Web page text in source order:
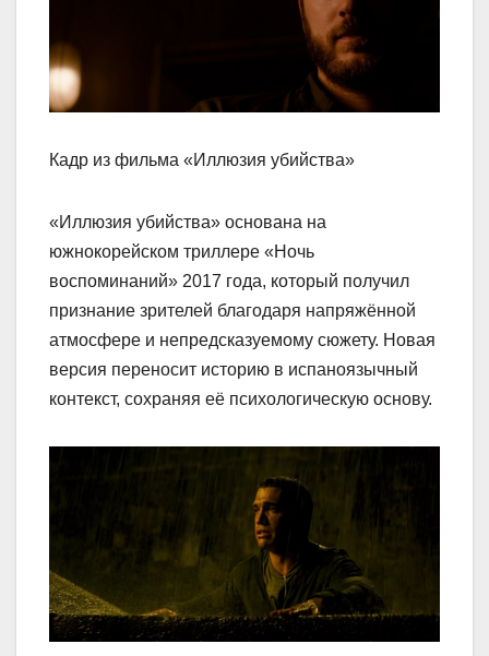
Кадр из фильма «Иллюзия убийства»
«Иллюзия убийства» основана на
южнокорейском триллере «Ночь
воспоминаний» 2017 года, который получил
признание зрителей благодаря напряжённой
атмосфере и непредсказуемому сюжету. Новая
версия переносит историю в испаноязычный
контекст, сохраняя её психологическую основу.